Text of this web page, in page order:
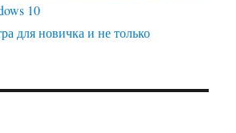
10
для новичка и не только